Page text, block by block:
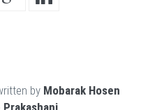
by Mobarak Hosen
Prakashani